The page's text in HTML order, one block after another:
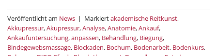
Veröffentlicht am News | Markiertakademische Reitkunst,
Akkupressur,Akupressur,Analyse,Anatomie,Ankauf,
Ankaufuntersuchung,anpassen, Behandlung, Biegung,
Bindegewebsmassage, Blockaden, Bochum, Bodenarbeit, Bodenkurs,